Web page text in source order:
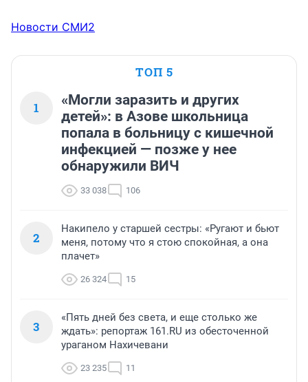
Новости СМИ2
ТОП 5
1
«Могли заразить и других
детей»: в Азове школьница
попала в больницу с кишечной
инфекцией — позже у нее
обнаружили ВИЧ
33 038 106
2
Накипело у старшей сестры: «Ругают и бьют
меня, потому что я стою спокойная, а она
плачет»
26 324 15
3
«Пять дней без света, и еще столько же
ждать»: репортаж 161.RU из обесточенной
ураганом Нахичевани
23 235 11